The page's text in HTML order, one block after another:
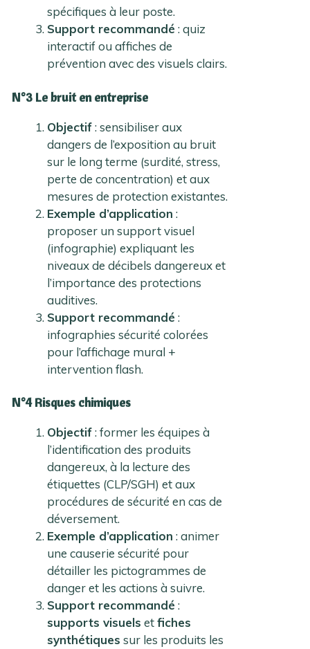
spécifiques à leur poste.
Support recommandé : quiz
interactif ou affiches de
prévention avec des visuels clairs.
N°3 Le bruit en entreprise
Objectif: sensibiliser aux
dangers de l’exposition au bruit
sur le long terme (surdité, stress,
perte de concentration) et aux
mesures de protection existantes.
Exemple d’application :
proposer un support visuel
(infographie) expliquant les
niveaux de décibels dangereux et
l’importance des protections
auditives.
Support recommandé :
infographies sécurité colorées
pour l’affichage mural +
intervention flash.
N°4Risques chimiques
Objectif: former les équipes à
l’identification des produits
dangereux, à la lecture des
étiquettes (CLP/SGH) et aux
procédures de sécurité en cas de
déversement.
Exemple d’application : animer
une causerie sécurité pour
détailler les pictogrammes de
danger et les actions à suivre.
Support recommandé :
supports visuels etfiches
synthétiques sur les produits les